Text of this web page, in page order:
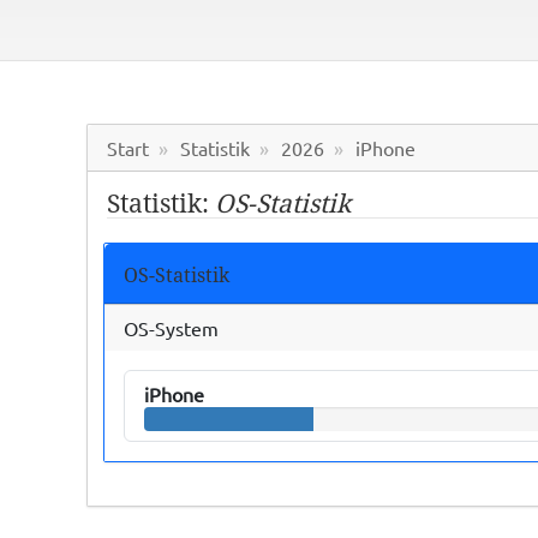
Start Statistik 2026 iPhone
Statistik: OS-Statistik
OS-Statistik
OS-System
iPhone